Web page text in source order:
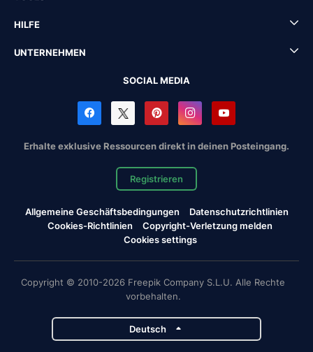
HILFE
UNTERNEHMEN
SOCIAL MEDIA
Erhalte exklusive Ressourcen direkt in deinen Posteingang.
Registrieren
Allgemeine Geschäftsbedingungen
Datenschutzrichtlinien
Cookies-Richtlinien
Copyright-Verletzung melden
Cookies settings
Copyright © 2010-2026 Freepik Company S.L.U. Alle Rechte
vorbehalten.
Deutsch